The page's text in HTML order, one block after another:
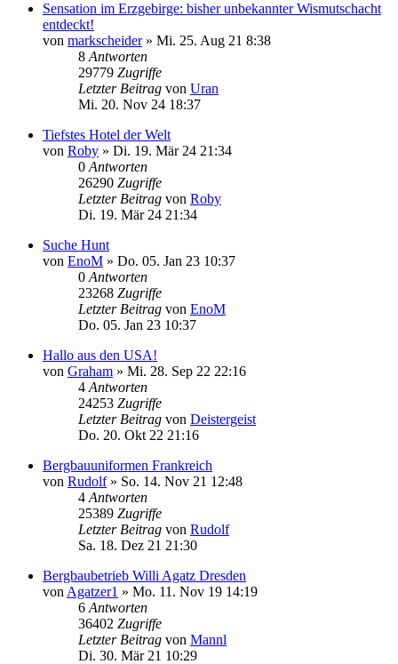
Sensation im Erzgebirge: bisher unbekannter Wismutschacht
entdeckt!
von markscheider» Mi. 25. Aug 21 8:38
8 Antworten
29779 Zugriffe
Letzter Beitrag von Uran
Mi. 20. Nov 24 18:37
Tiefstes Hotel der Welt
von Roby » Di. 19. Mär 24 21:34
0 Antworten
26290 Zugriffe
Letzter Beitrag von Roby
Di. 19. Mär 24 21:34
Suche Hunt
von EnoM » Do. 05. Jan 23 10:37
0 Antworten
23268 Zugriffe
Letzter Beitrag von EnoM
Do. 05. Jan 23 10:37
Hallo aus den USA!
von Graham » Mi. 28. Sep 22 22:16
4 Antworten
24253 Zugriffe
Letzter Beitrag von Deistergeist
Do. 20. Okt 22 21:16
Bergbauuniformen Frankreich
von Rudolf» So. 14. Nov 21 12:48
4 Antworten
25389 Zugriffe
Letzter Beitrag von Rudolf
Sa. 18. Dez 21 21:30
Bergbaubetrieb Willi Agatz Dresden
von Agatzer1 » Mo. 11. Nov 19 14:19
6 Antworten
36402 Zugriffe
Letzter Beitrag von Mannl
Di. 30. Mär 21 10:29